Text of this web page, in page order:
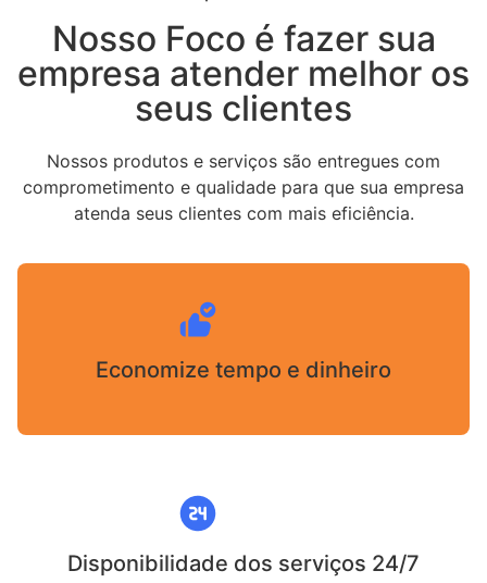
Nosso Foco é fazer sua
empresa atender melhor os
seus clientes
Nossos produtos e serviços são entregues com
comprometimento e qualidade para que sua empresa
atenda seus clientes com mais eficiência.
Economize tempo e dinheiro
Disponibilidade dos serviços 24/7